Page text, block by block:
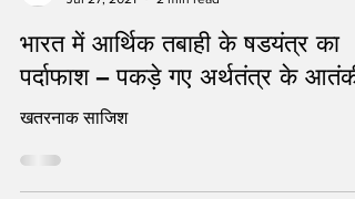
Jul 27, 2021
2 min read
भारत में आर्थिक तबाही के षडयंत्र का
पर्दाफाश – पकड़े गए अर्थतंत्र के आतंकी
खतरनाक साजिश